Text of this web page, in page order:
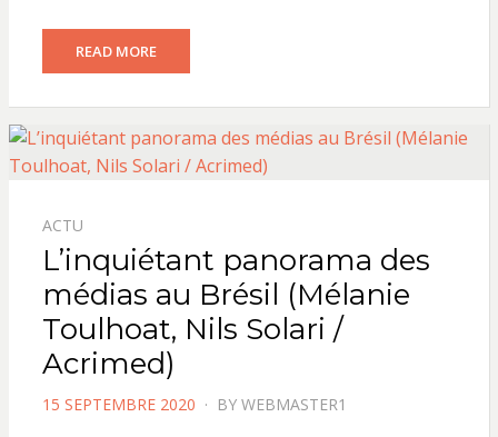
READ MORE
ACTU
L’inquiétant panorama des
médias au Brésil (Mélanie
Toulhoat, Nils Solari /
Acrimed)
POSTED
15 SEPTEMBRE 2020 BY WEBMASTER1